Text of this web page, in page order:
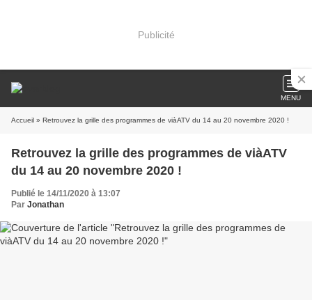
Publicité
MENU
Accueil » Retrouvez la grille des programmes de viàATV du 14 au 20 novembre 2020 !
Retrouvez la grille des programmes de viàATV
du 14 au 20 novembre 2020 !
Publié le 14/11/2020 à 13:07
Par Jonathan